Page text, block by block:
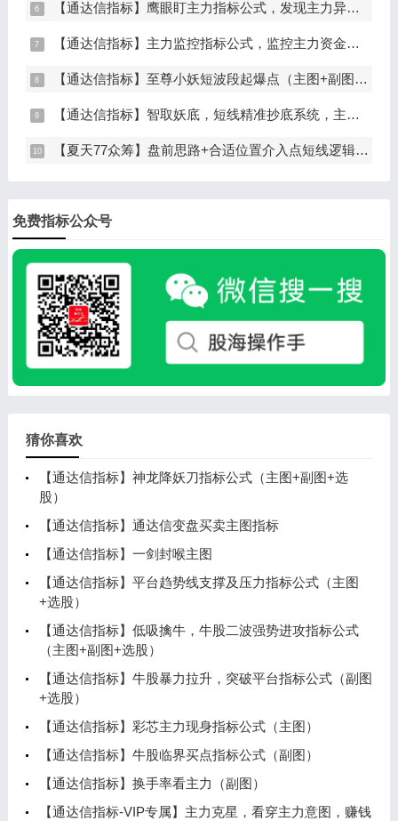
【通达信指标】鹰眼盯主力指标公式，发现主力异动资金（副图+选股）
【通达信指标】主力监控指标公式，监控主力资金和筹码异动（副图+选股）
【通达信指标】至尊小妖短波段起爆点（主图+副图+选股）
【通达信指标】智取妖底，短线精准抄底系统，主做未来上涨大波段
【夏天77众筹】盘前思路+合适位置介入点短线逻辑分享
免费指标公众号
猜你喜欢
【通达信指标】神龙降妖刀指标公式（主图+副图+选
股）
【通达信指标】通达信变盘买卖主图指标
【通达信指标】一剑封喉主图
【通达信指标】平台趋势线支撑及压力指标公式（主图
+选股）
【通达信指标】低吸擒牛，牛股二波强势进攻指标公式
（主图+副图+选股）
【通达信指标】牛股暴力拉升，突破平台指标公式（副图
+选股）
【通达信指标】彩芯主力现身指标公式（主图）
【通达信指标】牛股临界买点指标公式（副图）
【通达信指标】换手率看主力（副图）
【通达信指标-VIP专属】主力克星，看穿主力意图，赚钱